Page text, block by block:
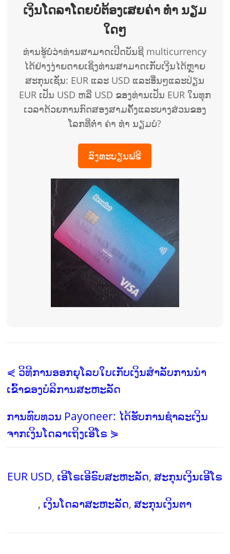
ເງິນໂດລາໂດຍບໍ່ຕ້ອງເສຍຄ່າ ທຳ ນຽມ
ໃດໆ
ທ່ານຮູ້ບໍ່ວ່າທ່ານສາມາດເປີດບັນຊີ multicurrency
ໄດ້ຢ່າງງ່າຍດາຍເຊິ່ງທ່ານສາມາດເກັບເງີນໄດ້ຫຼາຍ
ສະກຸນເຊັ່ນ: EUR ແລະ USD ແລະອື່ນໆແລະປ່ຽນ
EUR ເປັນ USD ຫລື USD ຂອງທ່ານເປັນ EUR ໃນທຸກ
ເວລາດ້ວຍການກົດສອງສາມຄັ້ງແລະບາງສ່ວນຂອງ
ໂລກທີ່ຕໍ່າ ຄ່າ ທຳ ນຽມບໍ?
ລົງທະບຽນຟຣີ
⋞ ວິທີການອອກຍຸໂລບໃບເກັບເງິນສໍາລັບການນໍາ
ເຂົ້າຂອງບໍລິການສະຫະລັດ
ການທົບທວນ Payoneer: ໄດ້ຮັບການຊໍາລະເງິນ
ຈາກເງິນໂດລາເຖິງເອີໂຣ ⋟
EUR USD, ເອີໂຣເອີຣົບສະຫະລັດ,ສະກຸນເງິນເອີໂຣ
, ເງິນໂດລາສະຫະລັດ,ສະກຸນເງິນຕາ